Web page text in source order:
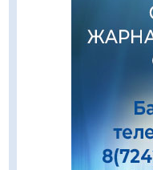
Зәулім
азаматтардың
Еңбегі ерлікпен
Даналықтың
шамшырағы